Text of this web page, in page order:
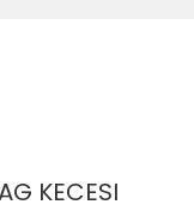
KECESI